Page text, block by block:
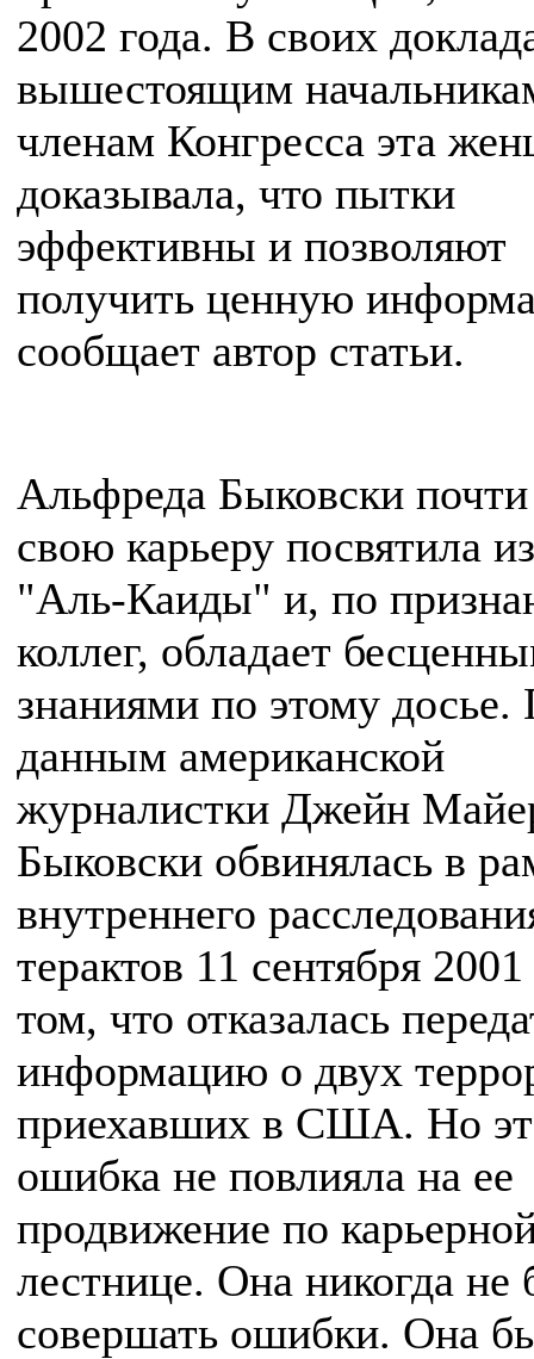
2002 года. В своих
вышестоящим
членам Конгресса эта
доказывала, что пытки
эффективны и позволяют
получить ценную
сообщает автор статьи.
Альфреда Быковски
свою карьеру посвятила
"Аль-Каиды" и, по
коллег, обладает
знаниями по этому досье.
данным американской
журналистки Джейн
Быковски обвинялась в
внутреннего
терактов 11 сентября 2001
том, что отказалась
информацию о двух
приехавших в США. Но
ошибка не повлияла на ее
продвижение по
лестнице. Она никогда не
совершать ошибки. Она